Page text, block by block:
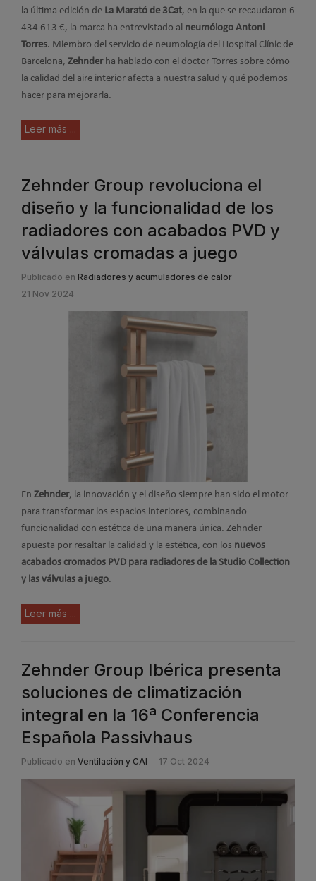
la última edición de La Marató de 3Cat, en la que se recaudaron 6
434 613 €, la marca ha entrevistado al neumólogo Antoni
Torres. Miembro del servicio de neumología del Hospital Clínic de
Barcelona, Zehnder ha hablado con el doctor Torres sobre cómo
la calidad del aire interior afecta a nuestra salud y qué podemos
hacer para mejorarla.
Leer más ...
Zehnder Group revoluciona el
diseño y la funcionalidad de los
radiadores con acabados PVD y
válvulas cromadas a juego
Publicado en Radiadores y acumuladores de calor
21 Nov 2024
En Zehnder, la innovación y el diseño siempre han sido el motor
para transformar los espacios interiores, combinando
funcionalidad con estética de una manera única. Zehnder
apuesta por resaltar la calidad y la estética, con los nuevos
acabados cromados PVD para radiadores de la Studio Collection
y las válvulas a juego.
Leer más ...
Zehnder Group Ibérica presenta
soluciones de climatización
integral en la 16ª Conferencia
Española Passivhaus
Publicado en Ventilación y CAI 17 Oct 2024